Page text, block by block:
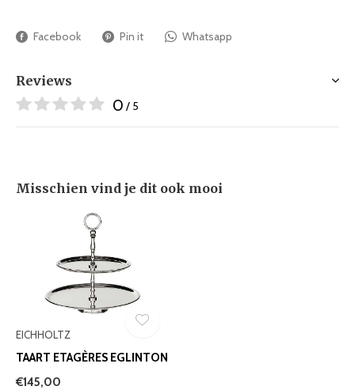
Facebook Pin it Whatsapp
Reviews
0 / 5
Misschien vind je dit ook mooi
EICHHOLTZ
TAART ETAGÈRES EGLINTON
€145,00